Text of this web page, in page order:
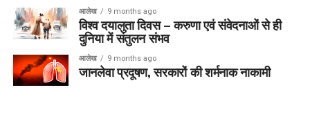
आलेख 9 months ago
विश्व दयालुता दिवस – करुणा एवं संवेदनाओं से ही
दुनिया में संतुलन संभव
आलेख 9 months ago
जानलेवा प्रदूषण, सरकारों की शर्मनाक नाकामी